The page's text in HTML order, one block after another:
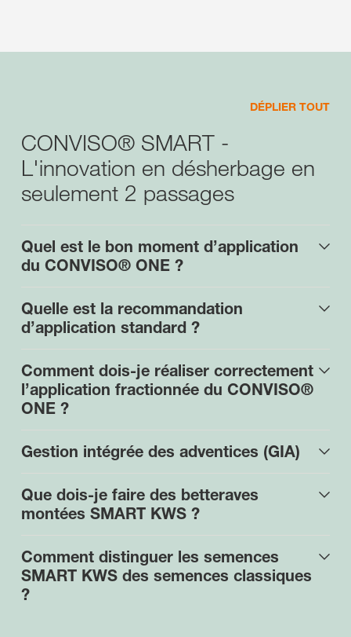
DÉPLIER TOUT
CONVISO® SMART -
L'innovation en désherbage en
seulement 2 passages
Quel est le bon moment d’application
du CONVISO® ONE ?
Quelle est la recommandation
d’application standard ?
Comment dois-je réaliser correctement
l’application fractionnée du CONVISO®
ONE ?
Gestion intégrée des adventices (GIA)
Que dois-je faire des betteraves
montées SMART KWS ?
Comment distinguer les semences
SMART KWS des semences classiques
?